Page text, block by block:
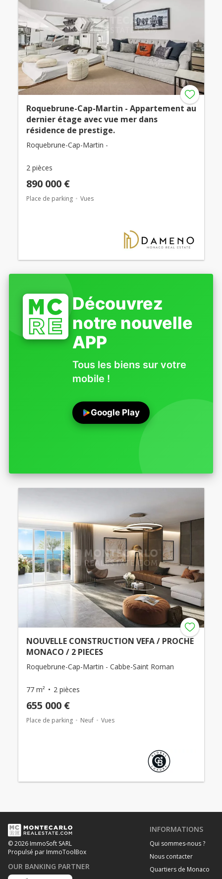
Roquebrune-Cap-Martin - Appartement au
dernier étage avec vue mer dans
résidence de prestige.
Roquebrune-Cap-Martin -
2 pièces
890 000 €
Place de parking Vues
Découvrez
notre nouvelle
APP
Tous les biens sur votre
mobile !
Google Play
NOUVELLE CONSTRUCTION VEFA / PROCHE
MONACO / 2 PIECES
Roquebrune-Cap-Martin - Cabbe-Saint Roman
77 m² 2 pièces
655 000 €
Place de parking Neuf Vues
© 2026 ImmoSoft SARL
Propulsé par ImmoToolBox
OUR BANKING PARTNER
INFORMATIONS
Qui sommes-nous ?
Nous contacter
Quartiers de Monaco